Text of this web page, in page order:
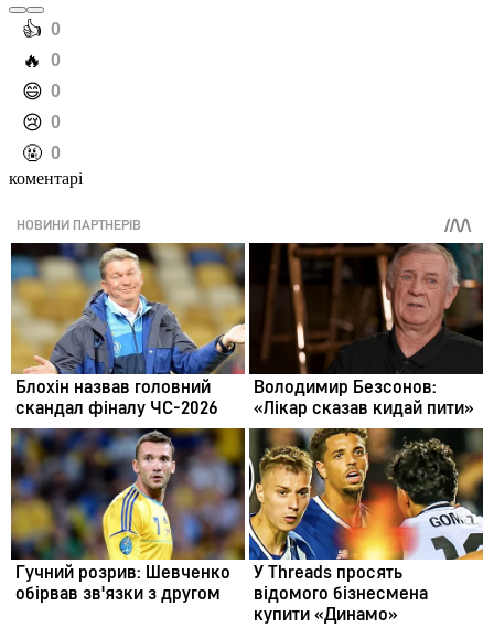
️👍 0
️🔥 0
️😄 0
️😢 0
️🤬 0
коментарі